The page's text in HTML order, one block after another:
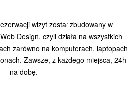
wizyt został zbudowany w
Design, czyli działa na wszystkich
zarówno na komputerach, laptopach
Zawsze, z każdego miejsca, 24h
na dobę.